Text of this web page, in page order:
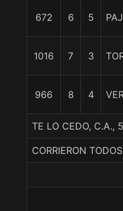
672 6 5
1016 7 3
966 8 4
TE LO CEDO, C.A.,
CORRIERON